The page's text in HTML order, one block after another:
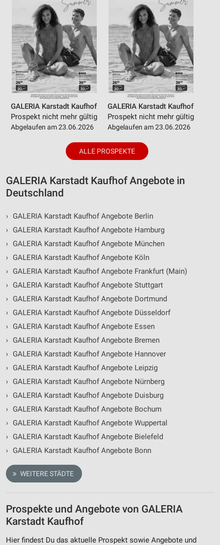
GALERIA Karstadt Kaufhof
Prospekt nicht mehr gültig
Abgelaufen am 23.06.2026
GALERIA Karstadt Kaufhof
Prospekt nicht mehr gültig
Abgelaufen am 23.06.2026
ALLE PROSPEKTE
GALERIA Karstadt Kaufhof Angebote in
Deutschland
›
GALERIA Karstadt Kaufhof Angebote Berlin
›
GALERIA Karstadt Kaufhof Angebote Hamburg
›
GALERIA Karstadt Kaufhof Angebote München
›
GALERIA Karstadt Kaufhof Angebote Köln
›
GALERIA Karstadt Kaufhof Angebote Frankfurt (Main)
›
GALERIA Karstadt Kaufhof Angebote Stuttgart
›
GALERIA Karstadt Kaufhof Angebote Dortmund
›
GALERIA Karstadt Kaufhof Angebote Düsseldorf
›
GALERIA Karstadt Kaufhof Angebote Essen
›
GALERIA Karstadt Kaufhof Angebote Bremen
›
GALERIA Karstadt Kaufhof Angebote Hannover
›
GALERIA Karstadt Kaufhof Angebote Leipzig
›
GALERIA Karstadt Kaufhof Angebote Nürnberg
›
GALERIA Karstadt Kaufhof Angebote Duisburg
›
GALERIA Karstadt Kaufhof Angebote Bochum
›
GALERIA Karstadt Kaufhof Angebote Wuppertal
›
GALERIA Karstadt Kaufhof Angebote Bielefeld
›
GALERIA Karstadt Kaufhof Angebote Bonn
WEITERE STÄDTE
Prospekte und Angebote von GALERIA
Karstadt Kaufhof
Hier findest Du das aktuelle Prospekt sowie Angebote und